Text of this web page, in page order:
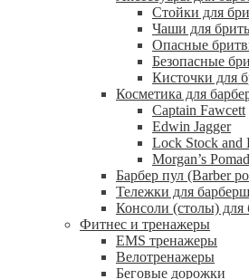
Стойки для
Чаши для
Опасные
Безопасные
Кисточки для
Косметика для
Captain Fawcett
Edwin Jagger
Lock Stock and
Morgan’s
Барбер пул (Barber
Тележки для
Консоли (столы) для
Фитнес и тренажеры
EMS тренажеры
Велотренажеры
Беговые дорожки